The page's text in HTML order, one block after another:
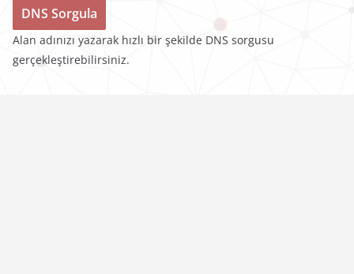
Alan adınızı yazarak hızlı bir şekilde DNS sorgusu
gerçekleştirebilirsiniz.